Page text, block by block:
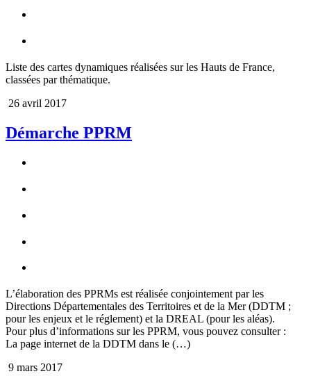
Liste des cartes dynamiques réalisées sur les Hauts de France,
classées par thématique.
26 avril 2017
Démarche PPRM
L’élaboration des PPRMs est réalisée conjointement par les
Directions Départementales des Territoires et de la Mer (DDTM ;
pour les enjeux et le réglement) et la DREAL (pour les aléas).
Pour plus d’informations sur les PPRM, vous pouvez consulter :
La page internet de la DDTM dans le (…)
9 mars 2017